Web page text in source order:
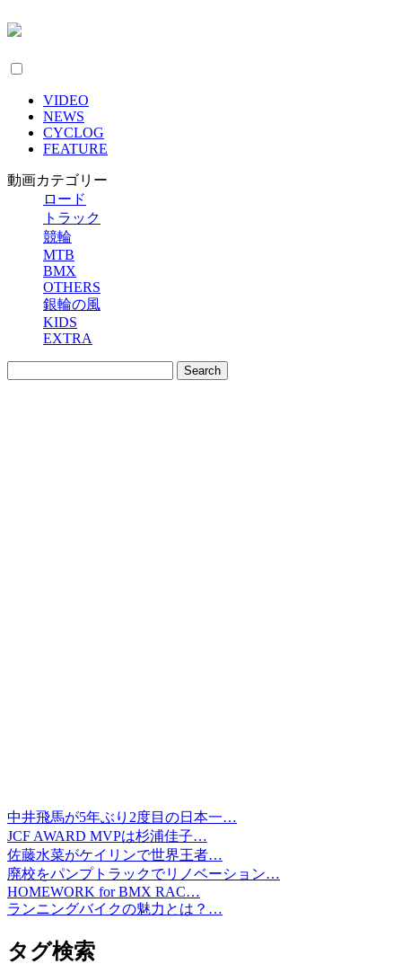
VIDEO
NEWS
CYCLOG
FEATURE
動画カテゴリー
ロード
トラック
競輪
MTB
BMX
OTHERS
銀輪の風
KIDS
EXTRA
中井飛馬が5年ぶり2度目の日本一…
JCF AWARD MVPは杉浦佳子…
佐藤水菜がケイリンで世界王者…
廃校をパンプトラックでリノベーション…
HOMEWORK for BMX RAC…
ランニングバイクの魅力とは？…
タグ検索